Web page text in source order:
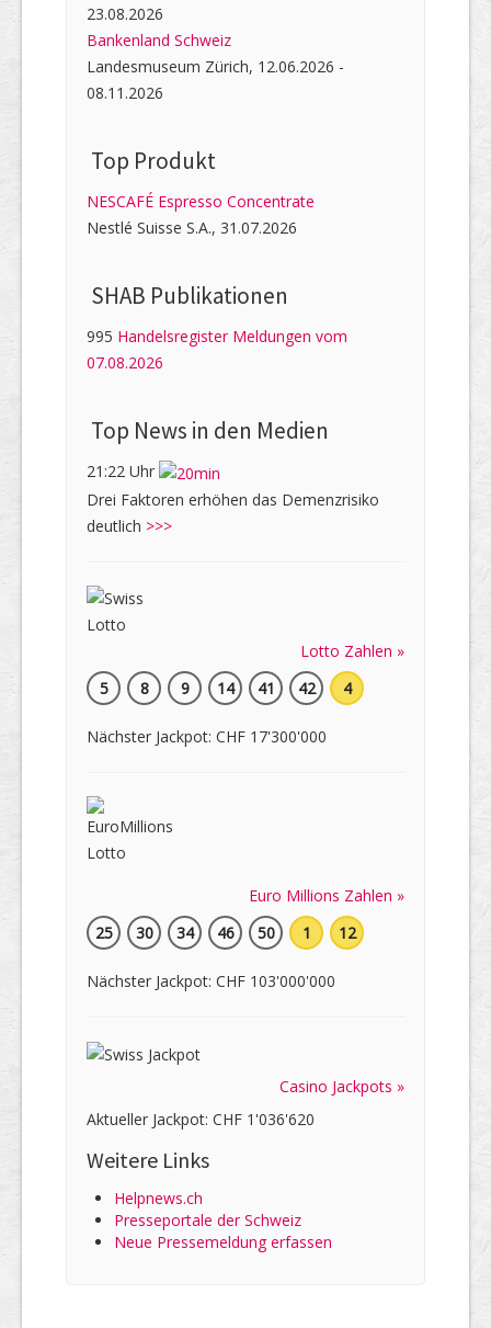
23.08.2026
Bankenland Schweiz
Landesmuseum Zürich, 12.06.2026 -
08.11.2026
Top Produkt
NESCAFÉ Espresso Concentrate
Nestlé Suisse S.A., 31.07.2026
SHAB Publi­kati­onen
995 Handelsregister Meldungen vom
07.08.2026
Top News in den Medien
21:22 Uhr
Drei Faktoren erhöhen das Demenzrisiko
deutlich >>>
Lotto Zahlen »
5
8 9 14 41 42 4
Nächster Jackpot: CHF 17'300'000
Euro Millions Zahlen »
25
30 34 46 50 1 12
Nächster Jackpot: CHF 103'000'000
Casino Jackpots »
Aktueller Jackpot: CHF 1'036'620
Weitere Links
Helpnews.ch
Presseportale der Schweiz
Neue Pressemeldung erfassen